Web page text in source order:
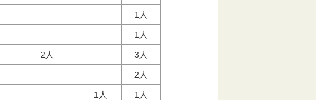
1人
1人
2人 3人
2人
1人 1人